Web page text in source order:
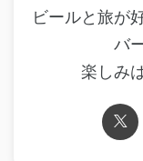
ビールと旅が
バ
楽しみ